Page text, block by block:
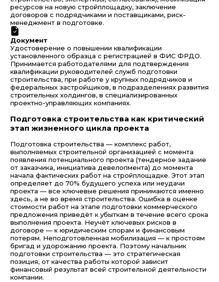
ресурсов на новую стройплощадку, заключение
договоров с подрядчиками и поставщиками, риск-
менеджмент в подготовке.
Документ
Удостоверение о повышении квалификации
установленного образца с регистрацией в ФИС ФРДО.
Принимается работодателями для подтверждения
квалификации руководителей служб подготовки
строительства, при работе у крупных подрядчиков и
федеральных застройщиков, в подразделениях развития
строительных холдингов, в специализированных
проектно-управляющих компаниях.
Подготовка строительства как критический
этап жизненного цикла проекта
Подготовка строительства — комплекс работ,
выполняемых строительной организацией с момента
появления потенциального проекта (тендерное задание
от заказчика, инициатива девелопмента) до момента
начала фактических работ на стройплощадке. Этот этап
определяет до 70% будущего успеха или неудачи
проекта — все ключевые решения принимаются именно
здесь, а не во время строительства. Ошибка в оценке
стоимости работ на этапе подготовки коммерческого
предложения приведёт к убыткам в течение всего срока
выполнения проекта. Неучёт ключевых рисков в
договоре — к юридическим спорам и финансовым
потерям. Неподготовленная мобилизация — к простоям
бригад и удорожанию проекта. Поэтому начальник
подготовки строительства — это стратегическая
позиция, от качества работы которой зависит
финансовый результат всей строительной деятельности
компании.